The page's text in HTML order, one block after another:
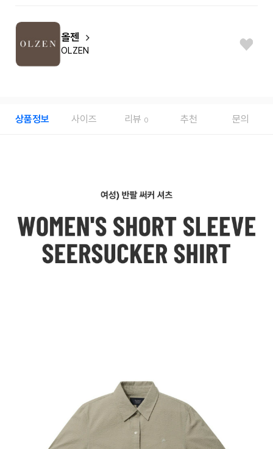
올젠
OLZEN
상품정보 사이즈 리뷰 0 추천 문의